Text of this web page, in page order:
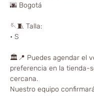
🌆 Bogotá
🪡🧵 Talla:
• S
🏛📍 Puedes agendar el
preferencia en la tienda-
cercana.
Nuestro equipo